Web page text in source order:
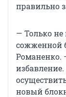
правильно
— Только
сожженной
Романенко.
новый